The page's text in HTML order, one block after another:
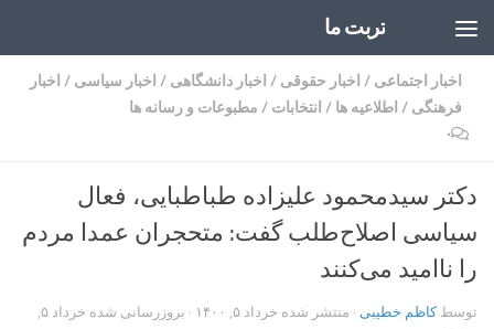
تربت ما
اخبار اجتماعی / اخبار حقوقی / اخبار دانشگاهی / اخبار سیاسی / اخبار
فرهنگی / اطلاعیه ها / انتخابات / مطبوعات و رسانه ها
۰
دکتر سید‌محمود علیزاده طباطبایی، فعال
سیاسی اصلاح‌طلب گفت‌: متحجران عمدا مردم
را ناامید می‌کنند
توسطکاظم خطیبی · منتشر شده خرداد ۵, ۱۴۰۰ · بروزرسانی شده
خرداد ۵,